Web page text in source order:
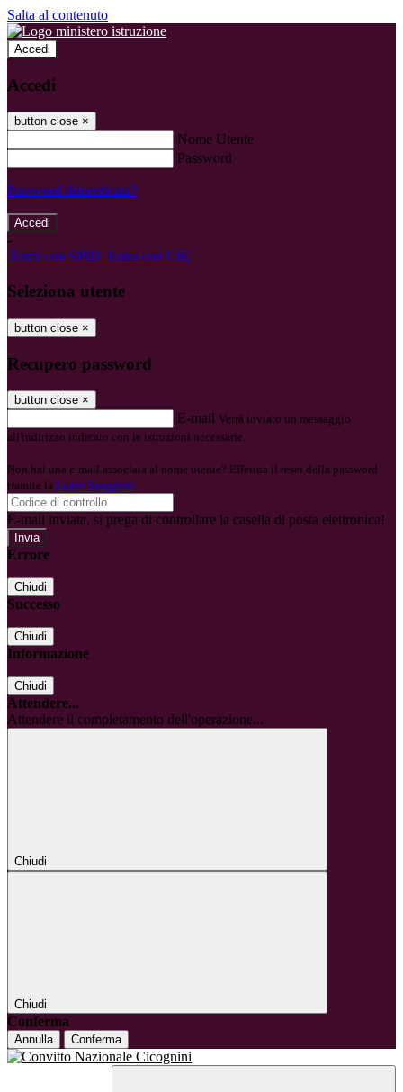
Salta al contenuto
Accedi
Accedi
button close ×
Nome Utente
Password
Password dimenticata?
-
Entra con SPID Entra con CIE
Seleziona utente
button close ×
Recupero password
button close ×
E-mail Verrà inviato un messaggio
all'indirizzo indicato con le istruzioni necessarie.
Non hai una e-mail associata al nome utente? Effettua il reset della password
tramite la Login Spaggiari
E-mail inviata, si prega di controllare la casella di posta elettronica!
Errore
Chiudi
Successo
Chiudi
Informazione
Chiudi
Attendere...
Attendere il completamento dell'operazione...
Chiudi
Chiudi
Conferma
Annulla Conferma